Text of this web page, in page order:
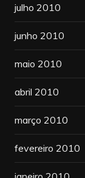
julho 2010
junho 2010
maio 2010
abril 2010
março 2010
fevereiro 2010